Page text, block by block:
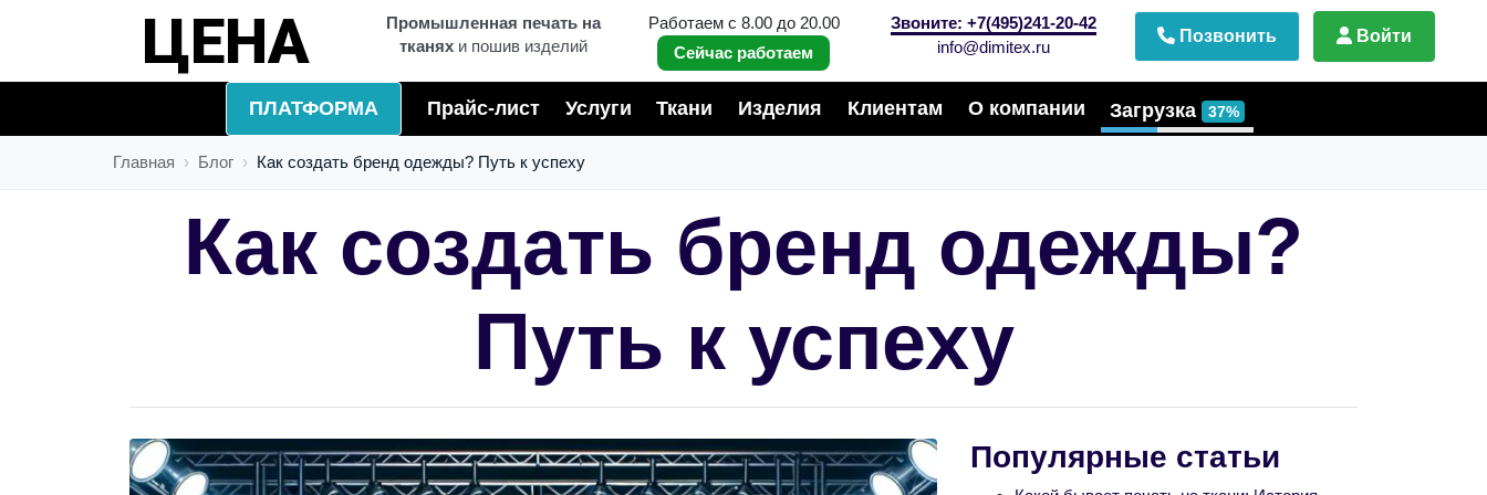
ЗАПУСК
Промышленная печать на
тканях и пошив изделий
Работаем с 8.00 до 20.00
Сейчас работаем
Звоните: +7(495)241-20-42
info@dimitex.ru
Позвонить Войти
ПЛАТФОРМА Прайс-лист Услуги Ткани Изделия Клиентам О компании Загрузка 37%
Главная Блог Как создать бренд одежды? Путь к успеху
Как создать бренд одежды?
Путь к успеху
Популярные статьи